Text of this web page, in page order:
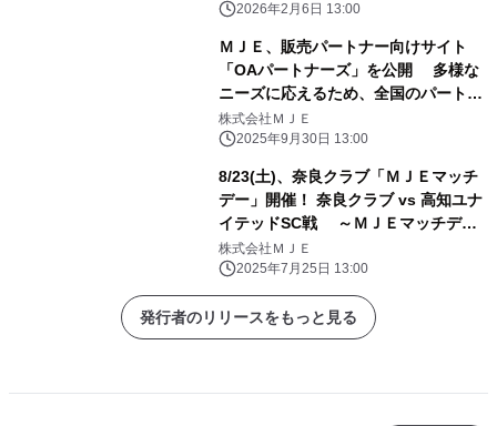
2026年2月6日 13:00
ＭＪＥ、販売パートナー向けサイト
「OAパートナーズ」を公開 多様な
ニーズに応えるため、全国のパートナ
ーネットワークを強化
株式会社ＭＪＥ
2025年9月30日 13:00
8/23(土)、奈良クラブ「ＭＪＥマッチ
デー」開催！ 奈良クラブ vs 高知ユナ
イテッドSC戦 ～ＭＪＥマッチデー
名物SNS企画&来場者プレゼントも実
施～
株式会社ＭＪＥ
2025年7月25日 13:00
発行者のリリースをもっと見る